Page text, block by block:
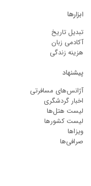
ابزارها
تبدیل تاریخ
آکادمی زبان
هزینه زندگی
پیشنهاد
آژانس‌های مسافرتی
اخبار گردشگری
لیست هتل‌ها
لیست کشورها
ویزاها
صرافی‌ها